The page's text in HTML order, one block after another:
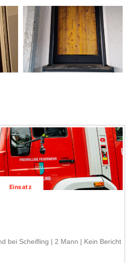
Einsatz
bei Scheifling | 2 Mann | Kein Bericht